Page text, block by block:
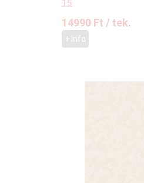
15
14990 Ft / tek.
+ Info